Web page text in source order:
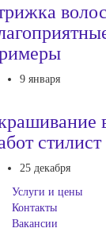
9 января
25 декабря
Услуги и цены
Контакты
Вакансии